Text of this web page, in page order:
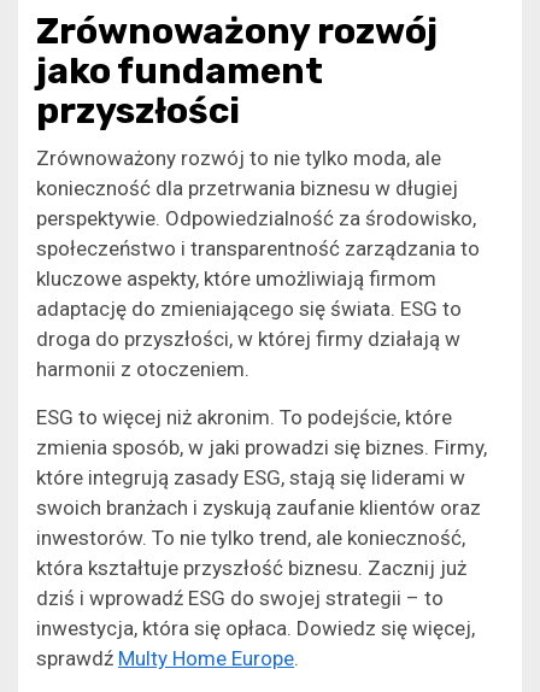
Zrównoważony rozwój
jako fundament
przyszłości
Zrównoważony rozwój to nie tylko moda, ale
konieczność dla przetrwania biznesu w długiej
perspektywie. Odpowiedzialność za środowisko,
społeczeństwo i transparentność zarządzania to
kluczowe aspekty, które umożliwiają firmom
adaptację do zmieniającego się świata. ESG to
droga do przyszłości, w której firmy działają w
harmonii z otoczeniem.
ESG to więcej niż akronim. To podejście, które
zmienia sposób, w jaki prowadzi się biznes. Firmy,
które integrują zasady ESG, stają się liderami w
swoich branżach i zyskują zaufanie klientów oraz
inwestorów. To nie tylko trend, ale konieczność,
która kształtuje przyszłość biznesu. Zacznij już
dziś i wprowadź ESG do swojej strategii – to
inwestycja, która się opłaca. Dowiedz się więcej,
sprawdź Multy Home Europe.